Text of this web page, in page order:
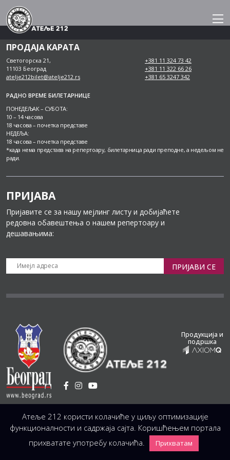
Skip
to
content
ПРОДАЈА КАРАТА
Светогорска 21,
11103 Београд
atelje212bilet@atelje212.rs
+381 11 324 73 42
+381 11 322 66 26
+381 65 3247 342
РАДНО ВРЕМЕ БИЛЕТАРНИЦЕ
ПОНЕДЕЉАК – СУБОТА:
10 – 14 часова
18 часова – почетка представе
НЕДЕЉА:
18 часова – почетка представе
*када нема представа на репертоару, билетарница ради преподне, а недељом не
ради.
ПРИЈАВА
Пријавите се за нашу мејлинг листу и добијаћете
редовна обавештења о нашем репертоару и
дешавањима:
ПРИЈАВИ СЕ
Установа Културе / Светогорска 21, 11103 Београд, Србија
Централа (управа, организација, администрација, рачуноводство, техника)
+381 11 3246 146;
+381 11 3246 147 |office@atelje212.rs
Продукција и
подршка
Сва Права Задржана © 2026 Позориште Атеља 212
Атеље 212 користи колачиће у циљу оптимизације
функционалности и садржаја сајта. Коришћењем портала
прихватате употребу колачића.
Прихватам